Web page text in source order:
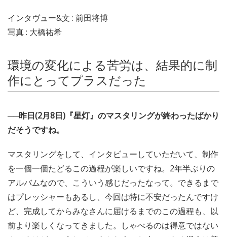
インタヴュー&文 : 前田将博
写真 : 大橋祐希
環境の変化による苦労は、結果的に制
作にとってプラスだった
──昨日(2月8日)『星灯』のマスタリングが終わったばかり
だそうですね。
マスタリングをして、インタビューしていただいて、制作
を一個一個たどるこの過程が楽しいですね。2年半ぶりの
アルバムなので、こういう感じだったなって。できるまで
はプレッシャーもあるし、今回は特に不安だったんですけ
ど、完成してからみなさんに届けるまでのこの過程も、以
前より楽しくなってきました。しゃべるのは得意ではない